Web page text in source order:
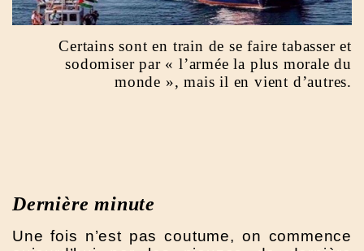
Certains sont en train de se faire tabasser et
sodomiser par « l’armée la plus morale du
monde », mais il en vient d’autres.
Dernière minute
Une fois n’est pas coutume, on commence